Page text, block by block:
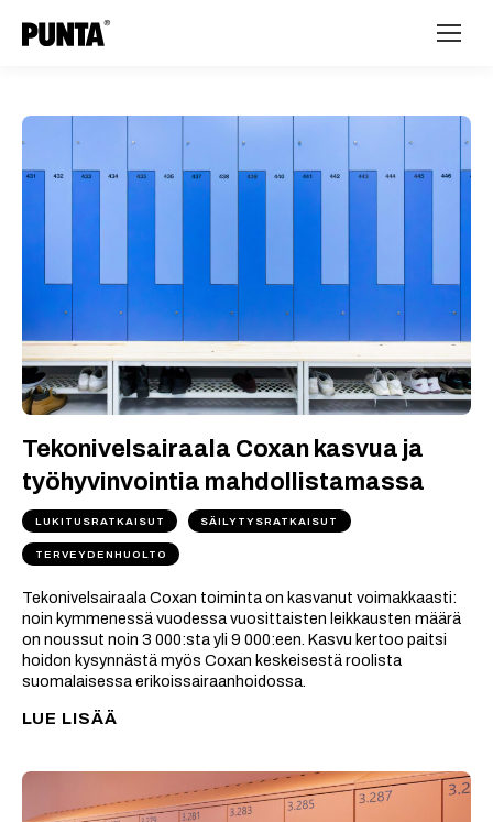
Tekonivelsairaala Coxan kasvua ja
työhyvinvointia mahdollistamassa
LUKITUSRATKAISUT SÄILYTYSRATKAISUT
TERVEYDENHUOLTO
Tekonivelsairaala Coxan toiminta on kasvanut voimakkaasti:
noin kymmenessä vuodessa vuosittaisten leikkausten määrä
on noussut noin 3 000:sta yli 9 000:een. Kasvu kertoo paitsi
hoidon kysynnästä myös Coxan keskeisestä roolista
suomalaisessa erikoissairaanhoidossa.
LUE LISÄÄ